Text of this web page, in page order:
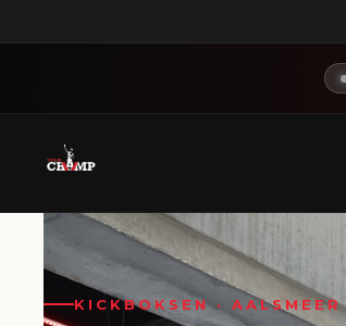
KICKBOKSEN · AALSMEER